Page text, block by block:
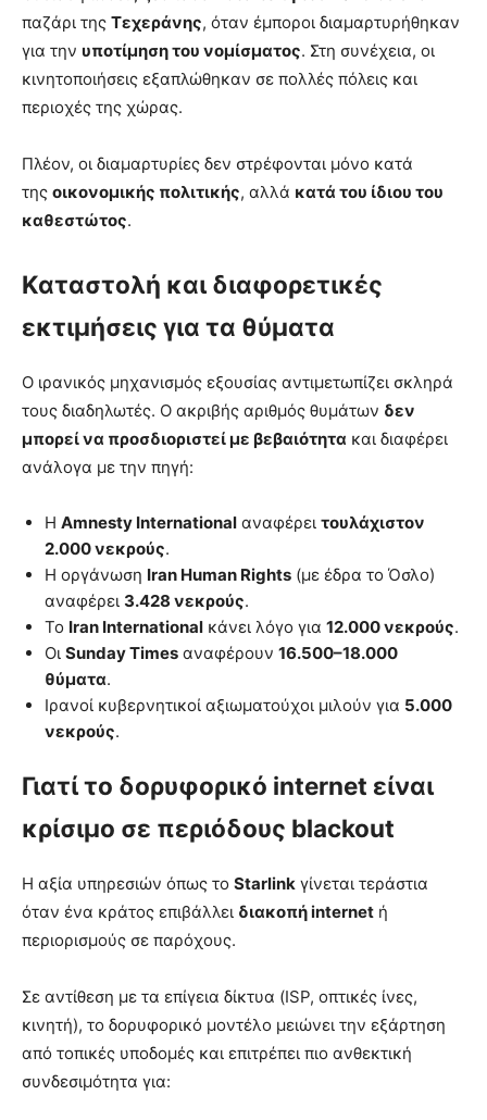
παζάρι της Τεχεράνης, όταν έμποροι διαμαρτυρήθηκαν
για την υποτίμηση του νομίσματος. Στη συνέχεια, οι
κινητοποιήσεις εξαπλώθηκαν σε πολλές πόλεις και
περιοχές της χώρας.
Πλέον, οι διαμαρτυρίες δεν στρέφονται μόνο κατά
της οικονομικής πολιτικής, αλλά κατά του ίδιου του
καθεστώτος.
Καταστολή και διαφορετικές
εκτιμήσεις για τα θύματα
Ο ιρανικός μηχανισμός εξουσίας αντιμετωπίζει σκληρά
τους διαδηλωτές. Ο ακριβής αριθμός θυμάτων δεν
μπορεί να προσδιοριστεί με βεβαιότητα και διαφέρει
ανάλογα με την πηγή:
Η Amnesty International αναφέρει τουλάχιστον
2.000 νεκρούς.
Η οργάνωση Iran Human Rights (με έδρα το Όσλο)
αναφέρει 3.428 νεκρούς.
Το Iran International κάνει λόγο για 12.000 νεκρούς.
Οι Sunday Times αναφέρουν 16.500–18.000
θύματα.
Ιρανοί κυβερνητικοί αξιωματούχοι μιλούν για 5.000
νεκρούς.
Γιατί το δορυφορικό internet είναι
κρίσιμο σε περιόδους blackout
Η αξία υπηρεσιών όπως το Starlink γίνεται τεράστια
όταν ένα κράτος επιβάλλει διακοπή internet ή
περιορισμούς σε παρόχους.
Σε αντίθεση με τα επίγεια δίκτυα (ISP, οπτικές ίνες,
κινητή), το δορυφορικό μοντέλο μειώνει την εξάρτηση
από τοπικές υποδομές και επιτρέπει πιο ανθεκτική
συνδεσιμότητα για: